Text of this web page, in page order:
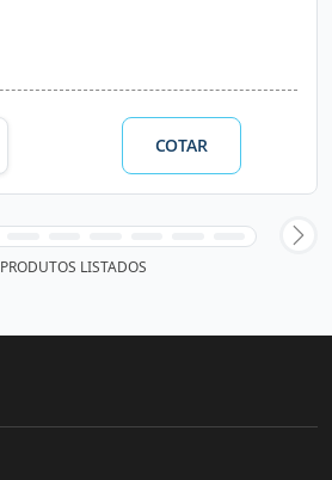
COTAR
PRODUTOS LISTADOS